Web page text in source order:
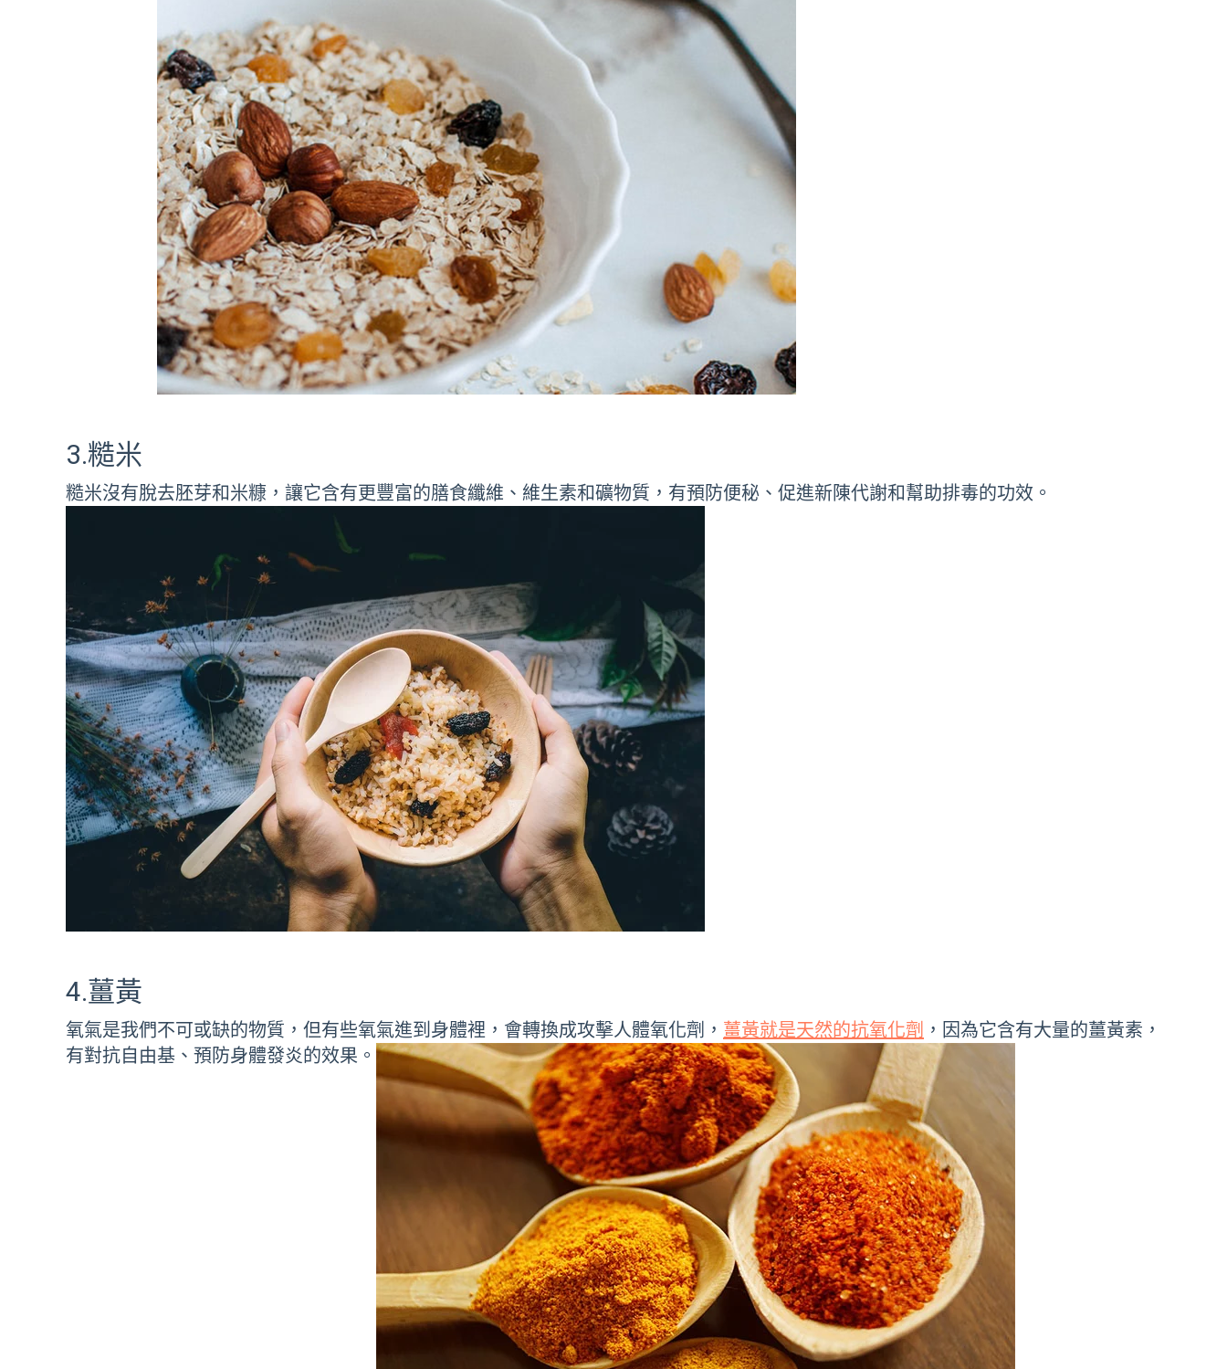
3.糙米
糙米沒有脫去胚芽和米糠，讓它含有更豐富的膳食纖維、維生素和礦物質，有預防便秘、促進新陳代謝和幫助排毒的功效。
4.薑黃
氧氣是我們不可或缺的物質，但有些氧氣進到身體裡，會轉換成攻擊人體氧化劑， 薑黃就是天然的抗氧化劑 ，因為它含有大量的薑黃素，
有對抗自由基、預防身體發炎的效果。